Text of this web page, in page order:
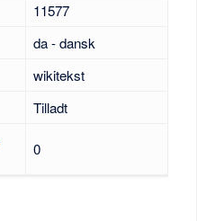
11577
da - dansk
wikitekst
Tilladt
0